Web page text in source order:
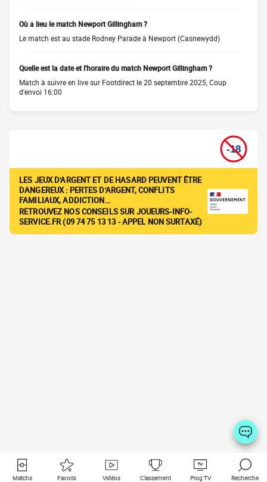
Où a lieu le match Newport Gillingham ?
Le match est au stade Rodney Parade à Newport (Casnewydd)
Quelle est la date et l'horaire du match Newport Gillingham ?
Match à suivre en live sur Footdirect le 20 septembre 2025, Coup
d'envoi 16:00
LES JEUX D'ARGENT ET DE HASARD PEUVENT ÊTRE
DANGEREUX : PERTES D'ARGENT, CONFLITS
FAMILIAUX, ADDICTION…
RETROUVEZ NOS CONSEILS SUR JOUEURS-INFO-
SERVICE.FR (09 74 75 13 13 - APPEL NON SURTAXÉ)
Matchs Favoris Vidéos Classement Prog TV Recherche